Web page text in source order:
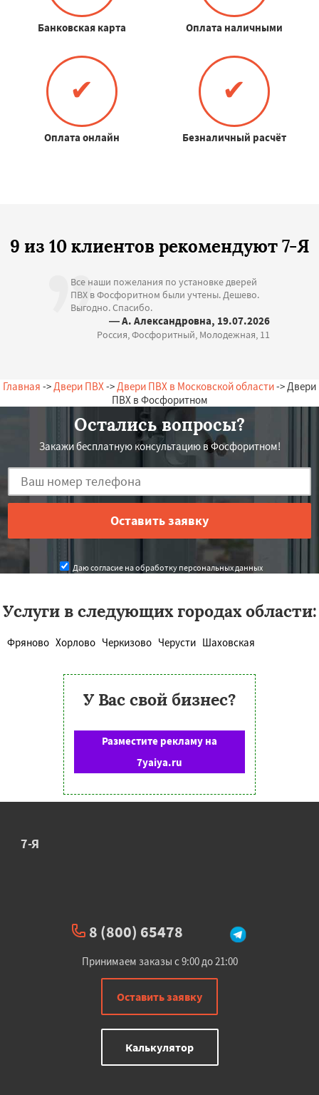
Банковская карта Оплата наличными
✔
Оплата онлайн
✔
Безналичный расчёт
9 из 10 клиентов рекомендуют 7-Я
Все наши пожелания по установке дверей
ПВХ в Фосфоритном были учтены. Дешево.
Выгодно. Спасибо.
— А. Александровна, 19.07.2026
Россия, Фосфоритный, Молодежная, 11
Главная -> Двери ПВХ -> Двери ПВХ в Московской области-> Двери
ПВХ в Фосфоритном
Остались вопросы?
Закажи бесплатную консультацию в Фосфоритном!
Даю согласие на обработку персональных данных
Услуги в следующих городах области:
Фряново Хорлово Черкизово Черусти Шаховская
У Вас свой бизнес?
Разместите рекламу на
7yaiya.ru
7-Я
8 (800) 65478
Принимаем заказы с 9:00 до 21:00
Оставить заявку
Калькулятор